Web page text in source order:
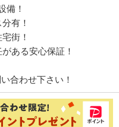
備！
有！
街！
ある安心保証！
合わせ下さい！